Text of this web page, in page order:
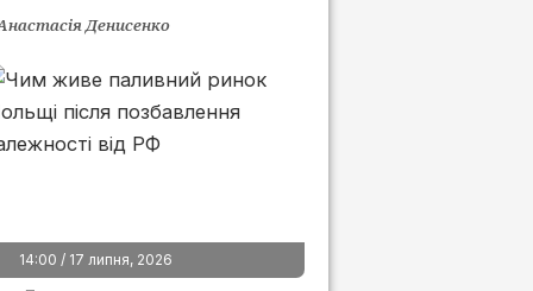
Денисенко
14:00 / 17 липня, 2026